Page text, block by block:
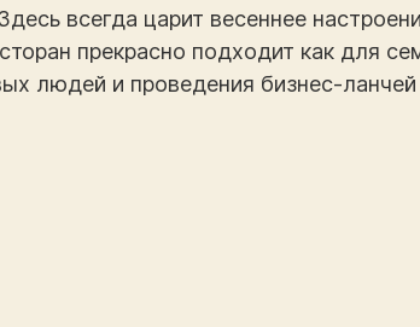
всегда царит весеннее
прекрасно подходит как для
людей и проведения бизнес-